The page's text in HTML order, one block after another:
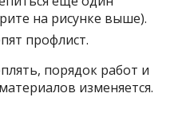
на рисунке выше).
профлист.
порядок работ и
изменяется.